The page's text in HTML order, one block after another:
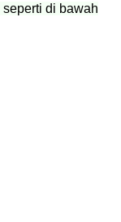
seperti di bawah